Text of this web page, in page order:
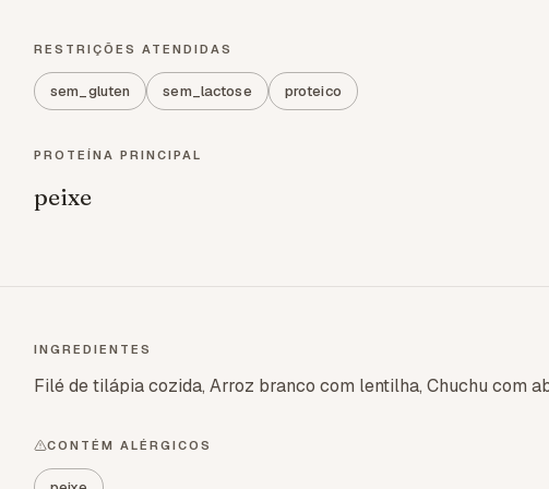
RESTRIÇÕES ATENDIDAS
sem_gluten sem_lactose proteico
PROTEÍNA PRINCIPAL
peixe
INGREDIENTES
Filé de tilápia cozida, Arroz branco com lentilha, Chuchu com
CONTÉM ALÉRGICOS